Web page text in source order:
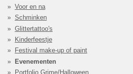
Voor en na
Schminken
Glittertattoo's
Kinderfeestje
Festival make-up of paint
Evenementen
Portfolio Grime/Halloween